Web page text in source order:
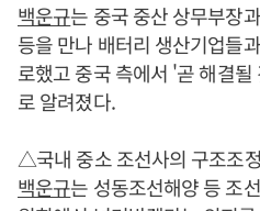
백운규는 중국 중산 상무부장
등을 만나 배터리 생산기업들
로했고 중국 측에서 '곧 해결
로 알려졌다.
△국내 중소 조선사의 구조조
백운규는 성동조선해양 등 조